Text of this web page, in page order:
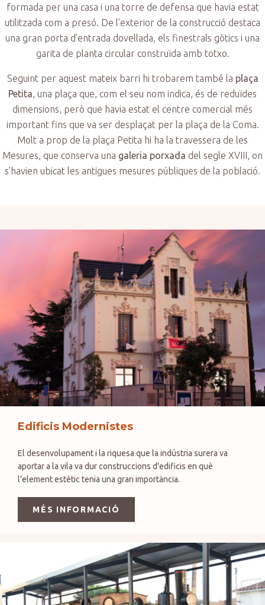
formada per una casa i una torre de defensa que havia estat
utilitzada com a presó. De l’exterior de la construcció destaca
una gran porta d’entrada dovellada, els finestrals gòtics i una
garita de planta circular construïda amb totxo.
Seguint per aquest mateix barri hi trobarem també la plaça
Petita , una plaça que, com el seu nom indica, és de reduïdes
dimensions, però que havia estat el centre comercial més
important fins que va ser desplaçat per la plaça de la Coma.
Molt a prop de la plaça Petita hi ha la travessera de les
Mesures, que conserva una galeria porxada del segle XVIII, on
s’havien ubicat les antigues mesures públiques de la població.
Edificis Modernistes
El desenvolupament i la riquesa que la indústria surera va
aportar a la vila va dur construccions d'edificis en què
l’element estètic tenia una gran importància.
MÉS INFORMACIÓ